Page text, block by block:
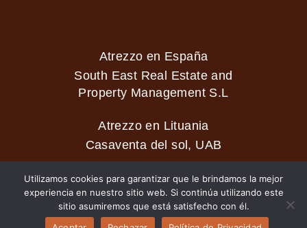
Atrezzo en España
South East Real Estate and
Property Management S.L
Atrezzo en Lituania
Casaventa del sol, UAB
2026 © Casaventa del sol
Utilizamos cookies para garantizar que le brindamos la mejor
experiencia en nuestro sitio web. Si continúa utilizando este
sitio asumiremos que está satisfecho con él.